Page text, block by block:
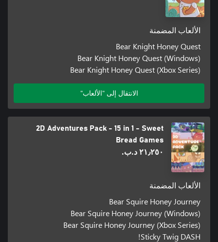
الألعاب المضمنة
Bear Knight Honey Quest
Bear Knight Honey Quest (Windows)
Bear Knight Honey Quest (Xbox Series)
الانتقال إلى "الألعاب"
2D Adventures Pack - 15 in 1 - Sweet
Bread Games
٢١٫٢٥٠ د.ب.‏
الألعاب المضمنة
Bear Squire Honey Journey
Bear Squire Honey Journey (Windows)
Bear Squire Honey Journey (Xbox Series)
Sticky Twig DASH!